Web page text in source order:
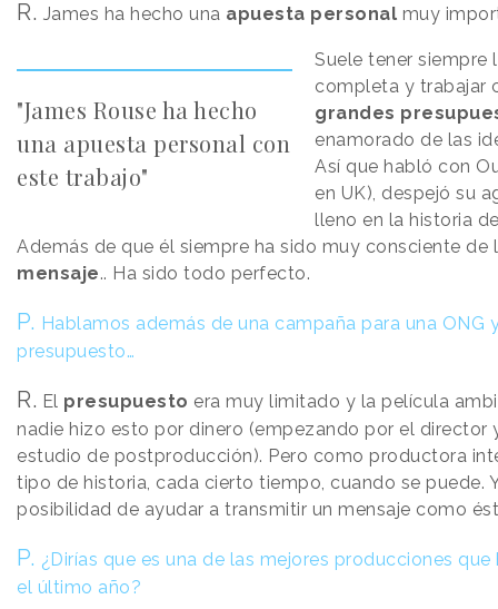
R. James ha hecho una apuesta personal muy
"James Rouse ha hecho
una apuesta personal con
este trabajo"
Suele tener siempre
completa y trabajar
grandes
enamorado de las
Así que habló con
en UK), despejó su
lleno en la historia
Además de que él siempre ha sido muy consciente
mensaje.. Ha sido todo perfecto.
P. Hablamos además de una campaña para una ONG
presupuesto…
R. El presupuesto era muy limitado y la película
nadie hizo esto por dinero (empezando por el director
estudio de postproducción). Pero como productora
tipo de historia, cada cierto tiempo, cuando se puede.
posibilidad de ayudar a transmitir un mensaje como
P. ¿Dirías que es una de las mejores producciones
el último año?